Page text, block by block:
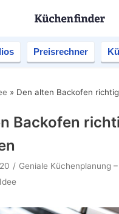
Preisrechner
» Den alten Backofen
Backofen
Geniale Küchenplanung
Idee